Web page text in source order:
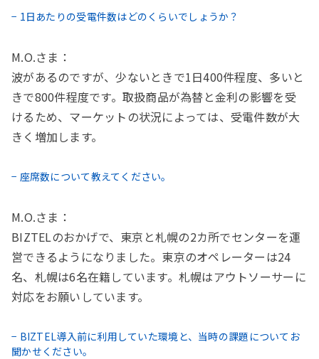
− 1日あたりの受電件数はどのくらいでしょうか？
M.O.さま：
波があるのですが、少ないときで1日400件程度、多いと
きで800件程度です。取扱商品が為替と金利の影響を受
けるため、マーケットの状況によっては、受電件数が大
きく増加します。
− 座席数について教えてください。
M.O.さま：
BIZTELのおかげで、東京と札幌の2カ所でセンターを運
営できるようになりました。東京のオペレーターは24
名、札幌は6名在籍しています。札幌はアウトソーサーに
対応をお願いしています。
− BIZTEL導入前に利用していた環境と、当時の課題についてお
聞かせください。